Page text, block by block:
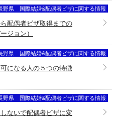
野県 国際結婚&配偶者ビザに関する情報
配偶者ビザ取得までの
ジョン）
野県 国際結婚&配偶者ビザに関する情報
になる人の５つの特徴
野県 国際結婚&配偶者ビザに関する情報
ないで配偶者ビザに変